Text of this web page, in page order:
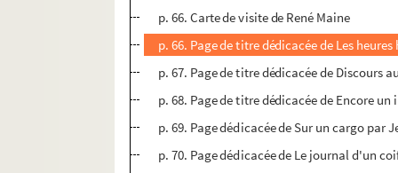
p. 66. Carte de visite de René Maine
p. 66. Page de titre dédicacée de Les
p. 67. Page de titre dédicacée de Discours
p. 68. Page de titre dédicacée de Encore
p. 69. Page dédicacée de Sur un cargo par
p. 70. Page dédicacée de Le journal d'un